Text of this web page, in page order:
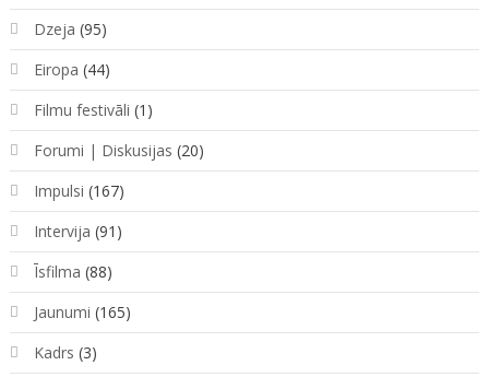
Dzeja (95)
Eiropa (44)
Filmu festivāli (1)
Forumi | Diskusijas (20)
Impulsi (167)
Intervija (91)
Īsfilma (88)
Jaunumi (165)
Kadrs (3)